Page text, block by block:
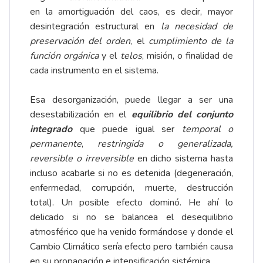
en la amortiguación del caos, es decir, mayor
desintegración estructural en la necesidad de
preservación del orden, el cumplimiento de la
función orgánicay el telos, misión, o finalidad de
cada instrumento en el sistema.
Esa desorganización, puede llegar a ser una
desestabilización en el equilibrio del conjunto
integradoque puede igual ser
temporal o
permanente, restringida o generalizada,
reversible o irreversibleen dicho sistema hasta
incluso acabarle si no es detenida (degeneración,
enfermedad, corrupción, muerte, destrucción
total). Un posible efecto dominó. He ahí lo
delicado si no se balancea el desequilibrio
atmosférico que ha venido formándose y donde el
Cambio Climático sería efecto pero también causa